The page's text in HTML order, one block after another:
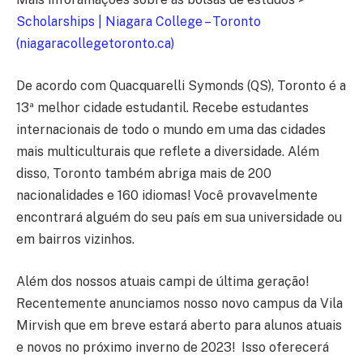
Scholarships | Niagara College – Toronto
(niagaracollegetoronto.ca)
De acordo com Quacquarelli Symonds (QS), Toronto é a
13ª melhor cidade estudantil. Recebe estudantes
internacionais de todo o mundo em uma das cidades
mais multiculturais que reflete a diversidade. Além
disso, Toronto também abriga mais de 200
nacionalidades e 160 idiomas! Você provavelmente
encontrará alguém do seu país em sua universidade ou
em bairros vizinhos.
Além dos nossos atuais campi de última geração!
Recentemente anunciamos nosso novo campus da Vila
Mirvish que em breve estará aberto para alunos atuais
e novos no próximo inverno de 2023! Isso oferecerá